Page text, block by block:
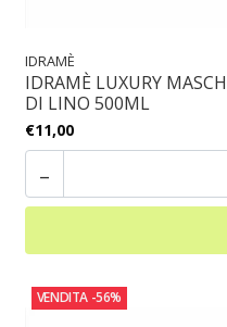
IDRAMÈ
IDRAMÈ LUXURY
DI LINO 500ML
€11,00
-
VENDITA -56%